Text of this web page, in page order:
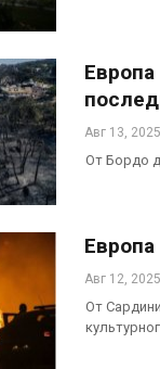
Авг 13, 2025
От Бордо
Авг 12, 2025
От